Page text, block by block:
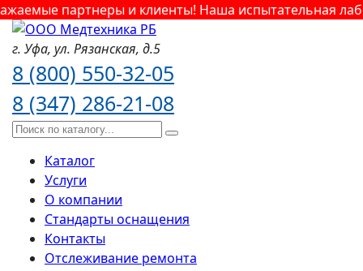
партнеры и клиенты! Наша испытательная
г. Уфа, ул. Рязанская, д.5
8 (800) 550-32-05
8 (347) 286-21-08
Каталог
Услуги
О компании
Стандарты оснащения
Контакты
Отслеживание ремонта